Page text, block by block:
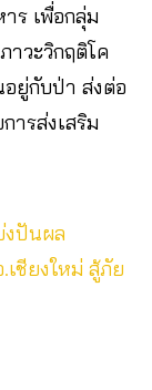
ร เพื่อกลุ่ม
าวะวิกฤติโค
ยู่กับป่า ส่งต่อ
ารส่งเสริม
งปันผล
ชียงใหม่ สู้ภัย